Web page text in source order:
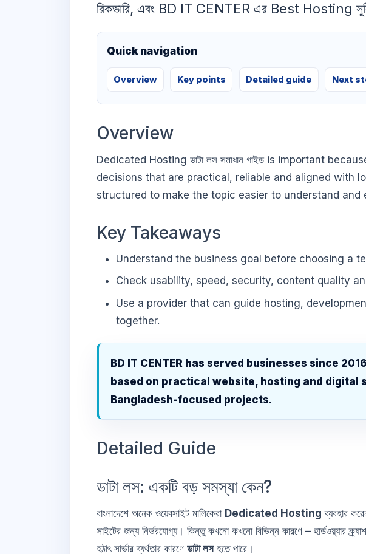
রিকভারি, এবং BD IT CENTER এর Best Hosting
Quick navigation
Overview Key points Detailed guide Next
Overview
Dedicated Hosting ডাটা লস সমাধান গাইড is important
decisions that are practical, reliable and aligned with
structured to make the topic easier to understand and
Key Takeaways
Understand the business goal before choosing a
Check usability, speed, security, content quality
Use a provider that can guide hosting,
together.
BD IT CENTER has served businesses since
based on practical website, hosting and digital
Bangladesh-focused projects.
Detailed Guide
ডাটা লস: একটি বড় সমস্যা কেন?
বাংলাদেশে অনেক ওয়েবসাইট মালিকেরা Dedicated Hosting ব্যবহার
সাইটের জন্য নির্ভরযোগ্য। কিন্তু কখনো কখনো বিভিন্ন কারণে – হার্ডওয়্যার
হঠাৎ সার্ভার ব্যর্থতার কারণে ডাটা লসহতে পারে।